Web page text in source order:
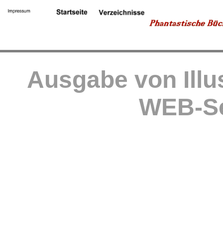
Ausgabe von
WEB-